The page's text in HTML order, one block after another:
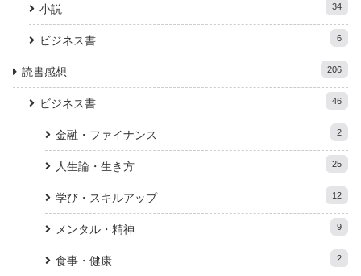
小説 34
ビジネス書 6
読書感想 206
ビジネス書 46
金融・ファイナンス 2
人生論・生き方 25
学び・スキルアップ 12
メンタル・精神 9
食事・健康 2